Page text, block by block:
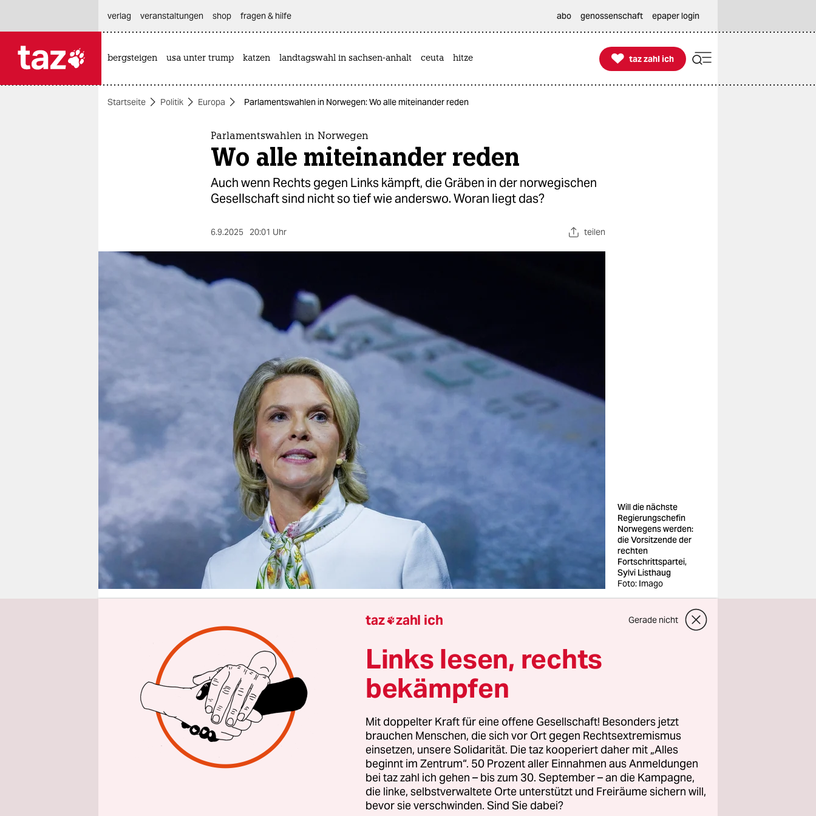
themen
verlag
veranstaltungen
shop
fragen & hilfe
genossenschaft
epaper login
verlag
veranstaltungen shop fragen & hilfe abo genossenschaft epaper login
bergsteigen usa unter trump katzen landtagswahl in sachsen-anhalt ceuta hitze 
taz zahl ich
taz zahl ich
Startseite Politik Europa Parlamentswahlen in Norwegen: Wo alle miteinander reden
Parlamentswahlen in Norwegen
Wo alle miteinander reden
Auch wenn Rechts gegen Links kämpft, die Gräben in der norwegischen
Gesellschaft sind nicht so tief wie anderswo. Woran liegt das?
6.9.2025 20:01 Uhr teilen
Will die nächste
Regierungschefin
Norwegens werden:
die Vorsitzende der
rechten
Fortschrittspartei,
Sylvi Listhaug
Foto: Imago
Aus Oslo
Drei junge Frauen und sechs junge Männer, politisch ganz rechts bis
ganz links, in einem großen Menschenknäuel: Gruppenumarmung im
Kulturzentrum Salt in Oslo. Nicht, dass das Alltag wäre. Diese Debatte
der politischen Jugendorganisationen Norwegens wird von der
Komikerin St. Sunniva geleitet. Sie darf so etwas – die Kontrahenten,
die sich gerade noch verbal bekämpft haben, zum Abschlusskuscheln
taz zahl ich Gerade nicht
Links lesen, rechts
bekämpfen
Mit doppelter Kraft für eine offene Gesellschaft! Besonders jetzt
brauchen Menschen, die sich vor Ort gegen Rechtsextremismus
einsetzen, unsere Solidarität. Die taz kooperiert daher mit „Alles
beginnt im Zentrum“. 50 Prozent aller Einnahmen aus Anmeldungen
bei taz zahl ich gehen – bis zum 30. September – an die Kampagne,
die linke, selbstverwaltete Orte unterstützt und Freiräume sichern will,
bevor sie verschwinden. Sind Sie dabei?